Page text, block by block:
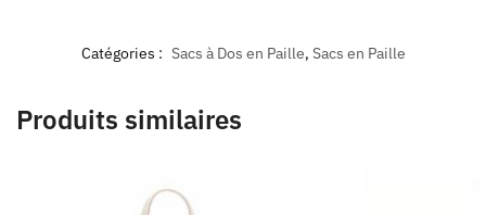
Catégories : Sacs à Dos en Paille, Sacs en Paille
Produits similaires